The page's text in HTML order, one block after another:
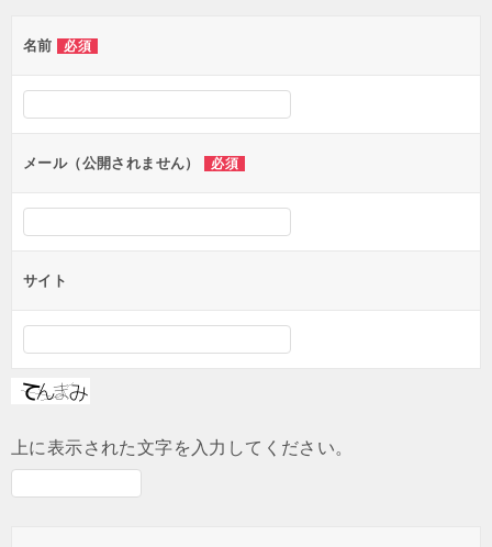
ー
シ
ン
名前 必須
メール（公開されません） 必須
サイト
上に表示された文字を入力してください。